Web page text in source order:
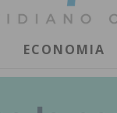
ECONOMIA